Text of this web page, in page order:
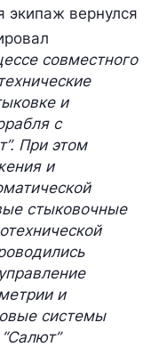
экипаж вернулся
совместного
и
с
При этом
и
стыковочные
и
системы